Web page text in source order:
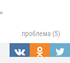
проблема (5)